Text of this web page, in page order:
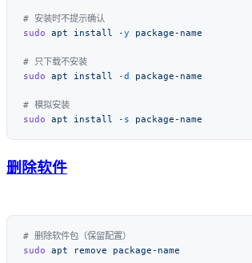
sudo apt install -y
sudo apt install -d
sudo apt install -s
删除软件
sudo apt remove